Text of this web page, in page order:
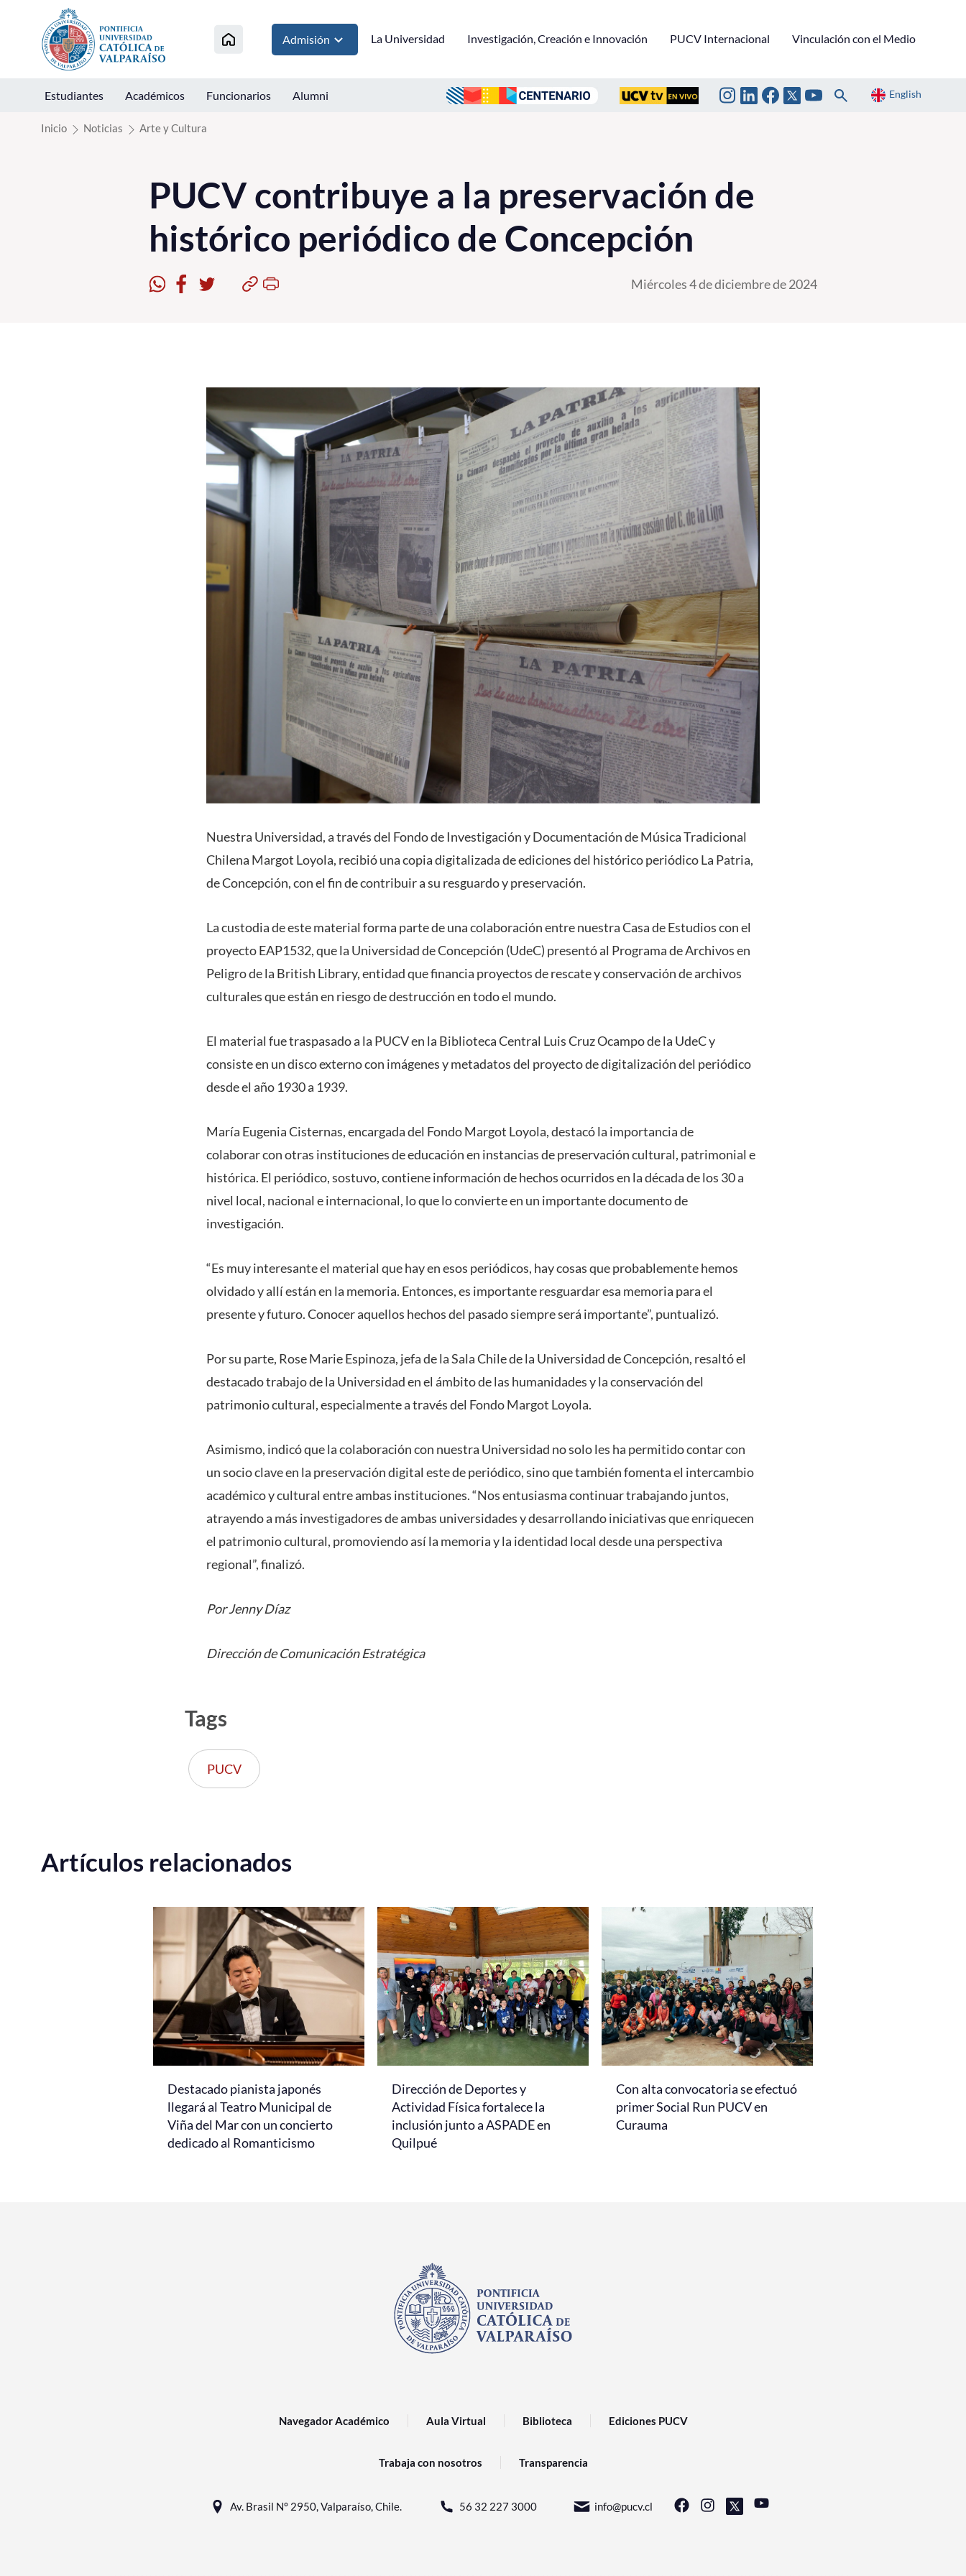
Click acá para ir directamente al contenido
Admisión La Universidad Investigación, Creación e Innovación PUCV Internacional Vinculación con el Medio
Estudiantes Académicos Funcionarios Alumni English
Inicio Noticias Arte y Cultura
PUCV contribuye a la preservación de
histórico periódico de Concepción
Miércoles 4 de diciembre de 2024
Nuestra Universidad, a través del Fondo de Investigación y Documentación de Música Tradicional
Chilena Margot Loyola, recibió una copia digitalizada de ediciones del histórico periódico La Patria,
de Concepción, con el fin de contribuir a su resguardo y preservación.
La custodia de este material forma parte de una colaboración entre nuestra Casa de Estudios con el
proyecto EAP1532, que la Universidad de Concepción (UdeC) presentó al Programa de Archivos en
Peligro de la British Library, entidad que financia proyectos de rescate y conservación de archivos
culturales que están en riesgo de destrucción en todo el mundo.
El material fue traspasado a la PUCV en la Biblioteca Central Luis Cruz Ocampo de la UdeC y
consiste en undisco externo con imágenes y metadatos del proyecto de digitalización del periódico
desde el año 1930 a 1939.
María Eugenia Cisternas, encargada del Fondo Margot Loyola, destacó la importancia de
colaborar con otras instituciones de educación en instancias de preservación cultural, patrimonial e
histórica. El periódico, sostuvo, contiene información de hechos ocurridos en la década de los 30 a
nivel local, nacional e internacional, lo que lo convierte en un importante documento de
investigación.
“Es muy interesante el material que hay en esos periódicos, hay cosas que probablemente hemos
olvidado y allí están en la memoria. Entonces, es importante resguardar esa memoria para el
presente y futuro. Conocer aquellos hechos del pasado siempre será importante”, puntualizó.
Por su parte, Rose Marie Espinoza, jefa de la Sala Chile de la Universidad de Concepción, resaltó el
destacado trabajo de la Universidad en el ámbito de las humanidades y la conservación del
patrimonio cultural, especialmente a través del Fondo Margot Loyola.
Asimismo, indicó que la colaboración con nuestra Universidad no solo les ha permitido contar con
un socio clave en la preservación digital este de periódico, sino que también fomenta el intercambio
académico y cultural entre ambas instituciones. “Nos entusiasma continuar trabajando juntos,
atrayendo a más investigadores de ambas universidades y desarrollando iniciativas que enriquecen
el patrimonio cultural, promoviendo así la memoria y la identidad local desde una perspectiva
regional”, finalizó.
Por Jenny Díaz
Dirección de Comunicación Estratégica
Tags
PUCV
Artículos relacionados
Destacado pianista japonés
llegará al Teatro Municipal de
Viña del Mar con un concierto
dedicado al Romanticismo
Dirección de Deportes y
Actividad Física fortalece la
inclusión junto a ASPADE en
Quilpué
Con alta convocatoria se efectuó
primer Social Run PUCV en
Curauma
Navegador Académico Aula Virtual Biblioteca Ediciones PUCV
Trabaja con nosotros Transparencia
Av. Brasil N° 2950, Valparaíso, Chile. 56 32 227 3000 info@pucv.cl